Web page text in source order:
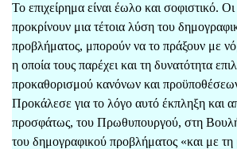
Το επιχείρημα είναι έωλο και σοφιστικό.
προκρίνουν μια τέτοια λύση του
προβλήματος, μπορούν να το πράξουν με
η οποία τους παρέχει και τη δυνατότητα
προκαθορισμού κανόνων και
Προκάλεσε για το λόγο αυτό έκπληξη και
προσφάτως, του Πρωθυπουργού, στη
του δημογραφικού προβλήματος «και με